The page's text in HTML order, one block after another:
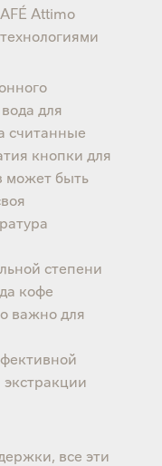
Attimo
для
считанные
кнопки для
может быть
степени
кофе
важно для
все эти